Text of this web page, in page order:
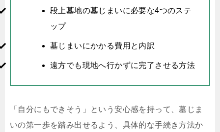
段上墓地の墓じまいに必要な4つのステ
ップ
墓じまいにかかる費用と内訳
遠方でも現地へ行かずに完了させる方法
「自分にもできそう」という安心感を持って、墓じま
いの第一歩を踏み出せるよう、具体的な手続き方法か